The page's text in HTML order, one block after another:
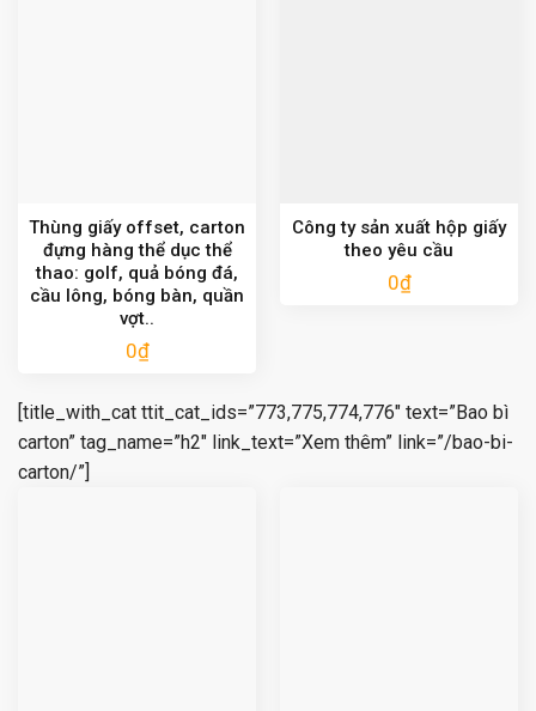
Thùng giấy offset, carton
đựng hàng thể dục thể
thao: golf, quả bóng đá,
cầu lông, bóng bàn, quần
vợt..
0₫
Công ty sản xuất hộp giấy
theo yêu cầu
0₫
[title_with_cat ttit_cat_ids=”773,775,774,776″ text=”Bao bì
carton” tag_name=”h2″ link_text=”Xem thêm” link=”/bao-bi-
carton/”]